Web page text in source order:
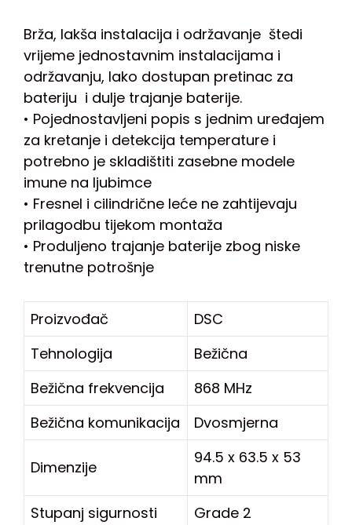
Brža, lakša instalacija i održavanje štedi
vrijeme jednostavnim instalacijama i
održavanju, lako dostupan pretinac za
bateriju i dulje trajanje baterije.
• Pojednostavljeni popis s jednim uređajem
za kretanje i detekcija temperature i
potrebno je skladištiti zasebne modele
imune na ljubimce
• Fresnel i cilindrične leće ne zahtijevaju
prilagodbu tijekom montaža
• Produljeno trajanje baterije zbog niske
trenutne potrošnje
Proizvođač
DSC
Tehnologija
Bežična
Bežična frekvencija
868 MHz
Bežična komunikacija
Dvosmjerna
Dimenzije
94.5 x 63.5 x 53
mm
Stupanj sigurnosti
Grade 2